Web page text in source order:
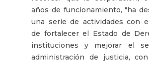
años de funcionamiento, "ha
una serie de actividades con
de fortalecer el Estado de
instituciones y mejorar el
administración de justicia,